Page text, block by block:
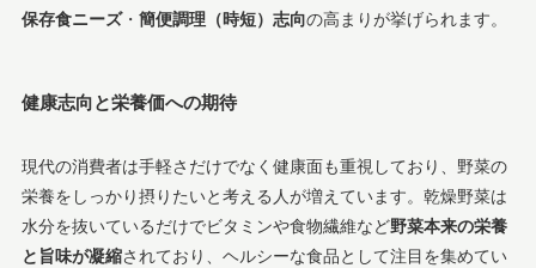
保存食ニーズ・ 簡便調理（時短）志向の高まりが挙げられます。
健康志向と栄養価への期待
現代の消費者は手軽さだけでなく健康面も重視しており、野菜の
栄養をしっかり摂りたいと考える人が増えています。乾燥野菜は
水分を抜いているだけでビタミンや食物繊維など野菜本来の栄養
と旨味が凝縮されており、ヘルシーな食品として注目を集めてい